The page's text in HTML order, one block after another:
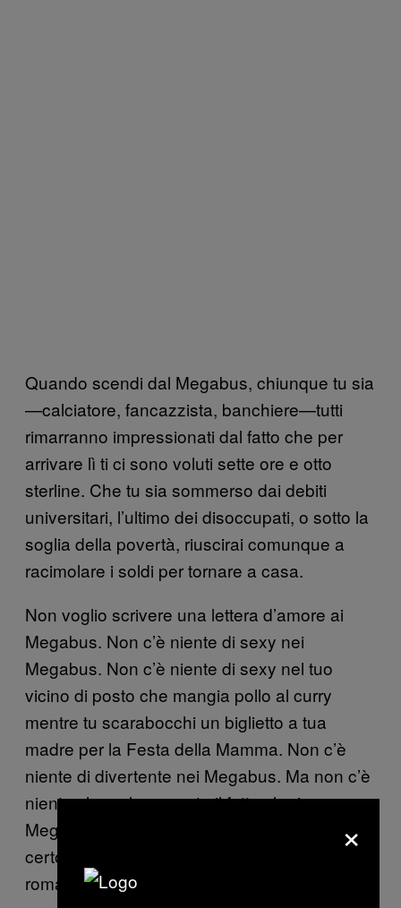
Quando scendi dal Megabus, chiunque tu sia
—calciatore, fancazzista, banchiere—tutti
rimarranno impressionati dal fatto che per
arrivare lì ti ci sono voluti sette ore e otto
sterline. Che tu sia sommerso dai debiti
universitari, l’ultimo dei disoccupati, o sotto la
soglia della povertà, riuscirai comunque a
racimolare i soldi per tornare a casa.
Non voglio scrivere una lettera d’amore ai
Megabus. Non c’è niente di sexy nei
Megabus. Non c’è niente di sexy nel tuo
vicino di posto che mangia pollo al curry
mentre tu scarabocchi un biglietto a tua
madre per la Festa della Mamma. Non c’è
niente di divertente nei Megabus. Ma non c’è
niente che valga quanto il fatto che i
Megabus permettono a persone sotto un
certo reddito di andare dove vogliono. Non è
romantico, ma è fondamentale.
×